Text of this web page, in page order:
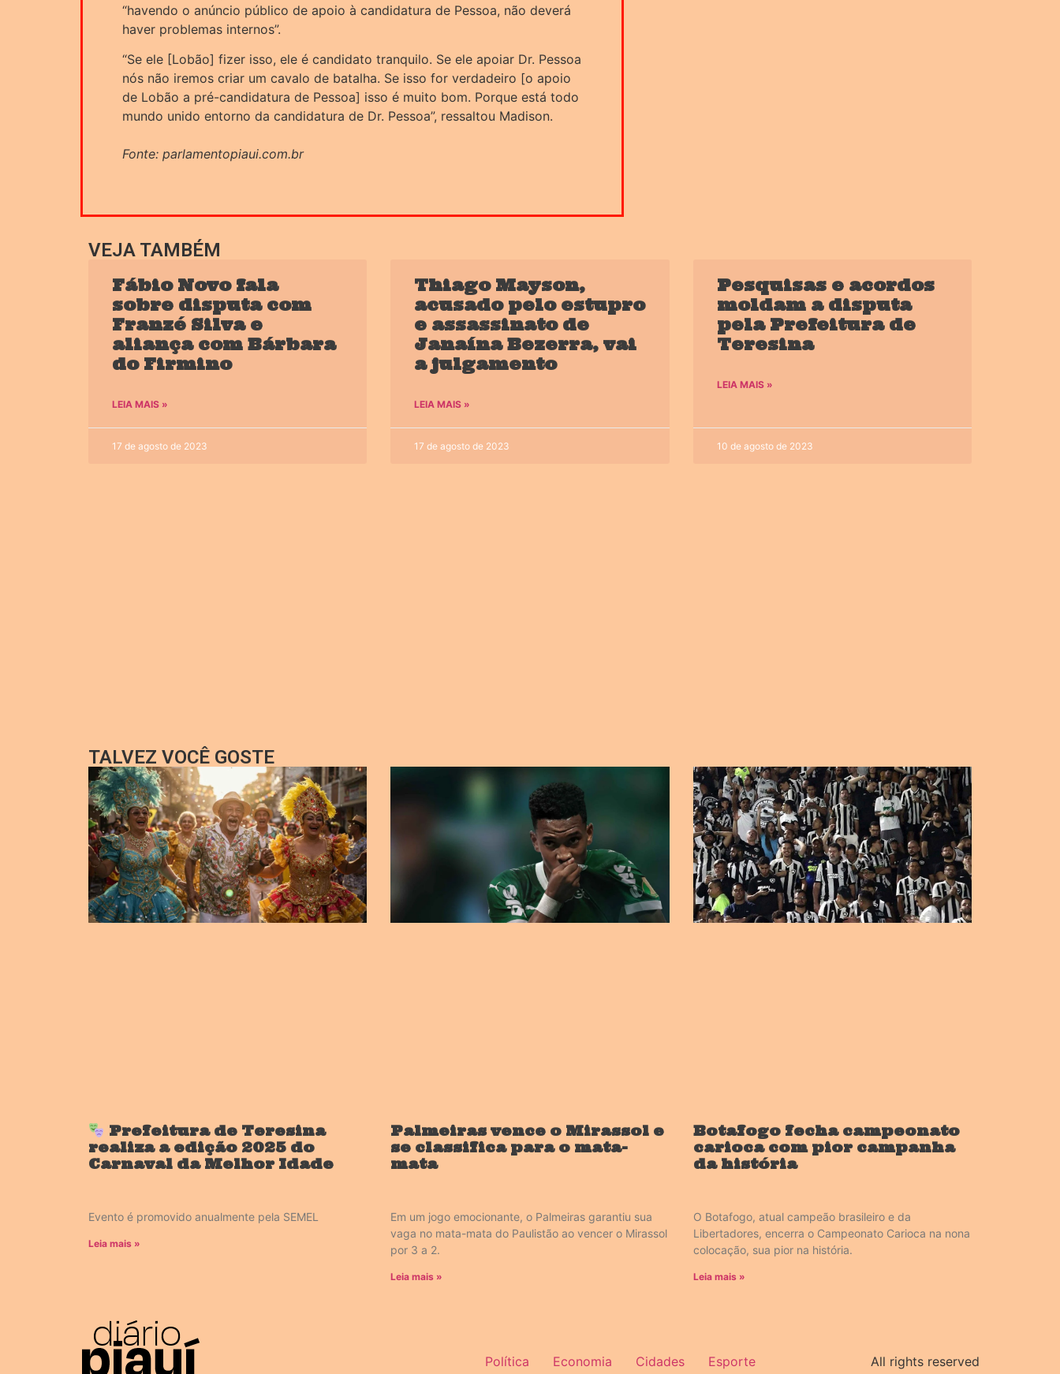
“havendo o anúncio público de apoio à candidatura de Pessoa, não deverá
haver problemas internos”.
“Se ele [Lobão] fizer isso, ele é candidato tranquilo. Se ele apoiar Dr. Pessoa
nós não iremos criar um cavalo de batalha. Se isso for verdadeiro [o apoio
de Lobão a pré-candidatura de Pessoa] isso é muito bom. Porque está todo
mundo unido entorno da candidatura de Dr. Pessoa”, ressaltou Madison.
Fonte: parlamentopiaui.com.br
VEJA TAMBÉM
Fábio Novo fala
sobre disputa com
Franzé Silva e
aliança com Bárbara
do Firmino
LEIA MAIS »
17 de agosto de 2023
Thiago Mayson,
acusado pelo estupro
e assassinato de
Janaína Bezerra, vai
a julgamento
LEIA MAIS »
17 de agosto de 2023
Pesquisas e acordos
moldam a disputa
pela Prefeitura de
Teresina
LEIA MAIS »
10 de agosto de 2023
TALVEZ VOCÊ GOSTE
Prefeitura de Teresina
realiza a edição 2025 do
Carnaval da Melhor Idade
Evento é promovido anualmente pela SEMEL
Leia mais »
Palmeiras vence o Mirassol e
se classifica para o mata-
mata
Em um jogo emocionante, o Palmeiras garantiu sua
vaga no mata-mata do Paulistão ao vencer o Mirassol
por 3 a 2.
Leia mais »
Botafogo fecha campeonato
carioca com pior campanha
da história
O Botafogo, atual campeão brasileiro e da
Libertadores, encerra o Campeonato Carioca na nona
colocação, sua pior na história.
Leia mais »
Política Economia Cidades Esporte All rights reserved